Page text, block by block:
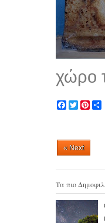
χώρο
F
b
o
k
T
t
e
P
e
s
« Next
Τα πιο